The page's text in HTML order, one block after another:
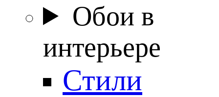
Обои в
интерьере
Стили